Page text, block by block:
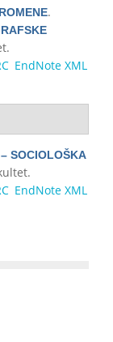
.
EndNote XML
SOCIOLOŠKA
EndNote XML